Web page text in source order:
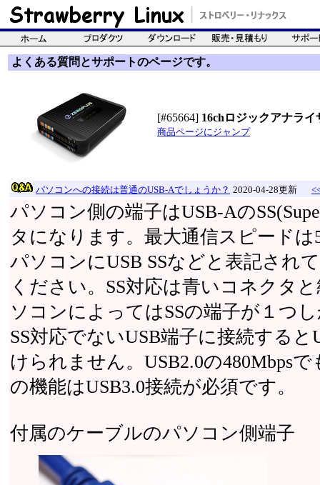
よくある質問とサポートのページです。
[#65664] 16chロジックアナライ
商品ページにジャンプ
パソコンへの接続は普通のUSB-Aでしょうか？ 2020-04-28更新
パソコン側の端子はUSB-Aの
タになります。最大通信スピードは
パソコンにUSB SSなどと表記され
ください。SS対応は青いコネクタ
ソコンによってはSSの端子が１つ
SS対応でないUSB端子に接続する
けられません。USB2.0の480Mbps
の機能はUSB3.0接続が必須です。
付属のケーブルのパソコン側端子